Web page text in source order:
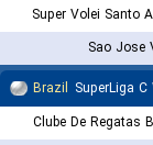
Super Volei Santo
Sao Jose
Brazil SuperLiga C
Clube De Regatas